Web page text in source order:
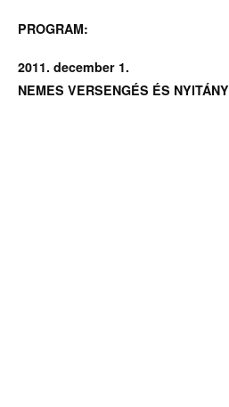
PROGRAM:
2011. december 1.
NEMES VERSENGÉS ÉS NYITÁNY